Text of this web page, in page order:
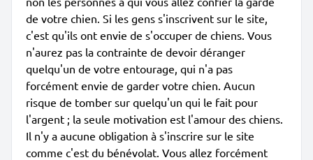
de votre chien. Si les gens s'inscrivent sur le site,
c'est qu'ils ont envie de s'occuper de chiens. Vous
n'aurez pas la contrainte de devoir déranger
quelqu'un de votre entourage, qui n'a pas
forcément envie de garder votre chien. Aucun
risque de tomber sur quelqu'un qui le fait pour
l'argent ; la seule motivation est l'amour des chiens.
Il n'y a aucune obligation à s'inscrire sur le site
comme c'est du bénévolat. Vous allez forcément